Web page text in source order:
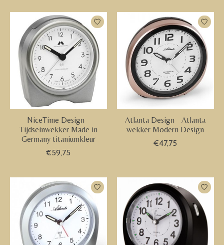
NiceTime Design -
Tijdseinwekker Made in
Germany titaniumkleur
€59,75
Atlanta Design - Atlanta
wekker Modern Design
€47,75